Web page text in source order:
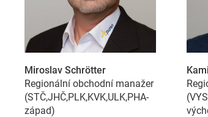
Miroslav Schrötter
Regionální obchodní manažer
(STČ,JHČ,PLK,KVK,ULK,PHA-
západ)
Požadované
Tyto údaje jsou nezbytné
našich webových stránek.